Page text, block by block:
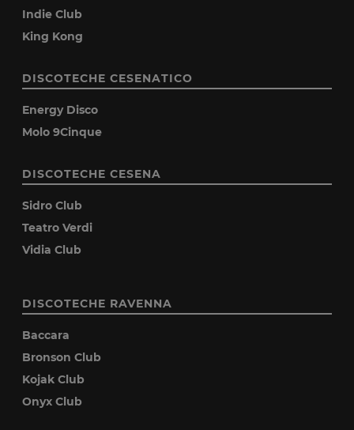
Indie Club
King Kong
DISCOTECHE CESENATICO
Energy Disco
Molo 9Cinque
DISCOTECHE CESENA
Sidro Club
Teatro Verdi
Vidia Club
DISCOTECHE RAVENNA
Baccara
Bronson Club
Kojak Club
Onyx Club